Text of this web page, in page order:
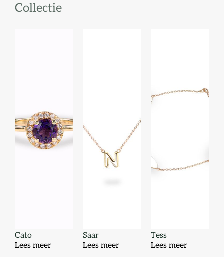
Collectie
Cato
Lees meer
Saar
Lees meer
Tess
Lees meer